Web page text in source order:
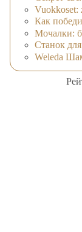
Vuokkoset:
Как
Мочалки:
Станок
Weleda